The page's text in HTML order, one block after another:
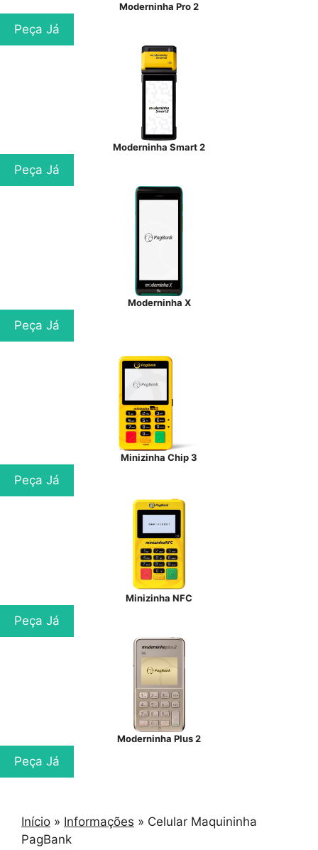
Moderninha Pro 2
Peça Já
Moderninha Smart 2
Peça Já
Moderninha X
Peça Já
Minizinha Chip 3
Peça Já
Minizinha NFC
Peça Já
Moderninha Plus 2
Peça Já
Início » Informações » Celular Maquininha
PagBank